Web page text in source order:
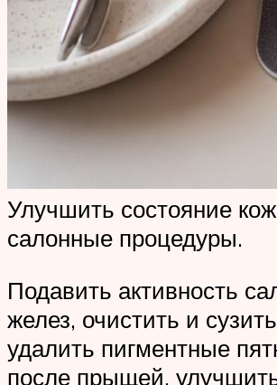
Улучшить состояние
салонные процедуры.
Подавить активность
желез, очистить и
удалить пигментные
после прыщей,